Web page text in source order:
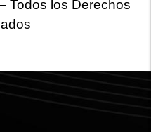
Todos los Derechos